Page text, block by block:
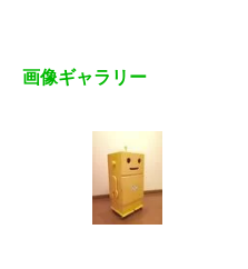
画像ギャラリー